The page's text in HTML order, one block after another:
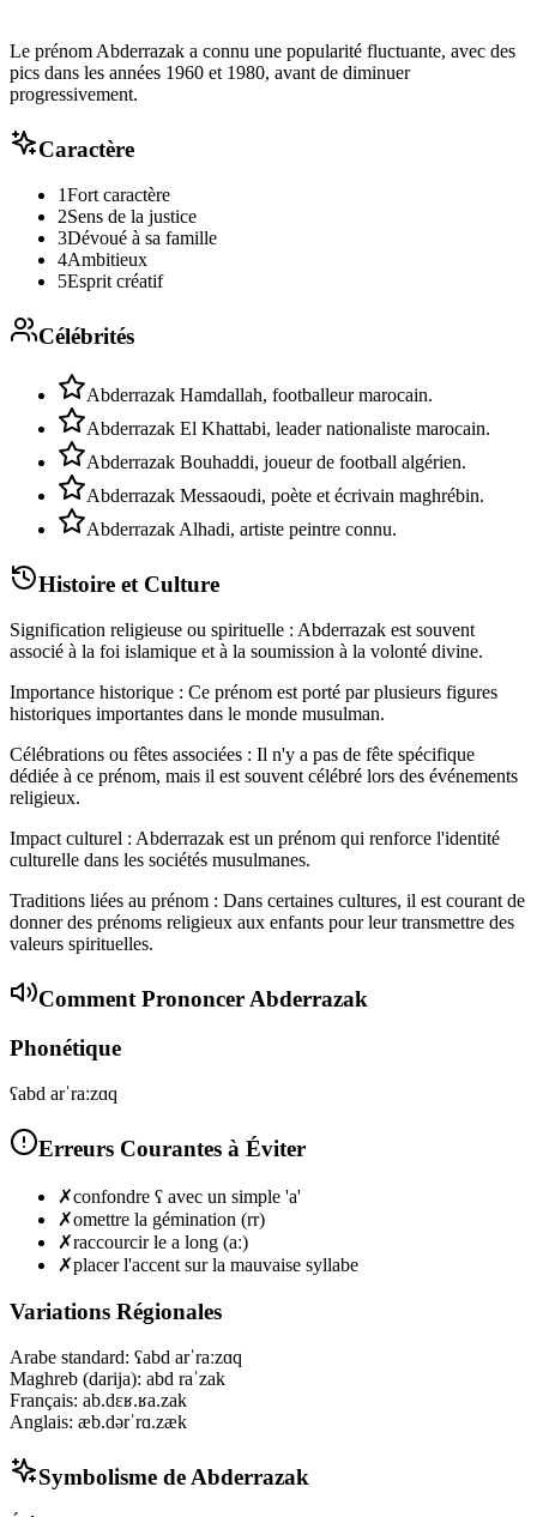
Le prénom Abderrazak a connu une popularité fluctuante, avec des
pics dans les années 1960 et 1980, avant de diminuer
progressivement.
Caractère
1Fort caractère
2Sens de la justice
3Dévoué à sa famille
4Ambitieux
5Esprit créatif
Célébrités
Abderrazak Hamdallah, footballeur marocain.
Abderrazak El Khattabi, leader nationaliste marocain.
Abderrazak Bouhaddi, joueur de football algérien.
Abderrazak Messaoudi, poète et écrivain maghrébin.
Abderrazak Alhadi, artiste peintre connu.
Histoire et Culture
Signification religieuse ou spirituelle : Abderrazak est souvent
associé à la foi islamique et à la soumission à la volonté divine.
Importance historique : Ce prénom est porté par plusieurs figures
historiques importantes dans le monde musulman.
Célébrations ou fêtes associées : Il n'y a pas de fête spécifique
dédiée à ce prénom, mais il est souvent célébré lors des événements
religieux.
Impact culturel : Abderrazak est un prénom qui renforce l'identité
culturelle dans les sociétés musulmanes.
Traditions liées au prénom : Dans certaines cultures, il est courant de
donner des prénoms religieux aux enfants pour leur transmettre des
valeurs spirituelles.
Comment Prononcer Abderrazak
Phonétique
ʕabd arˈraːzɑq
Erreurs Courantes à Éviter
✗confondre ʕ avec un simple 'a'
✗omettre la gémination (rr)
✗raccourcir le a long (aː)
✗placer l'accent sur la mauvaise syllabe
Variations Régionales
Arabe standard: ʕabd arˈraːzɑq
Maghreb (darija): abd raˈzak
Français: ab.dɛʁ.ʁa.zak
Anglais: æb.dərˈrɑ.zæk
Symbolisme de Abderrazak